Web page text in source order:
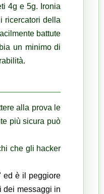
4g e 5g.
Ironia
ricercatori della
battute
un minimo di
alla prova le
più sicura può
che gli hacker
ed è il peggiore
dei messaggi in